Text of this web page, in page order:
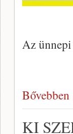
Az
Bővebben
KI